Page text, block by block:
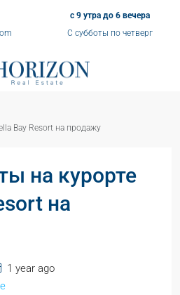
с 9 утра до 6 вечера
С субботы по четверг
Bay Resort на продажу
на курорте
на
1 year ago